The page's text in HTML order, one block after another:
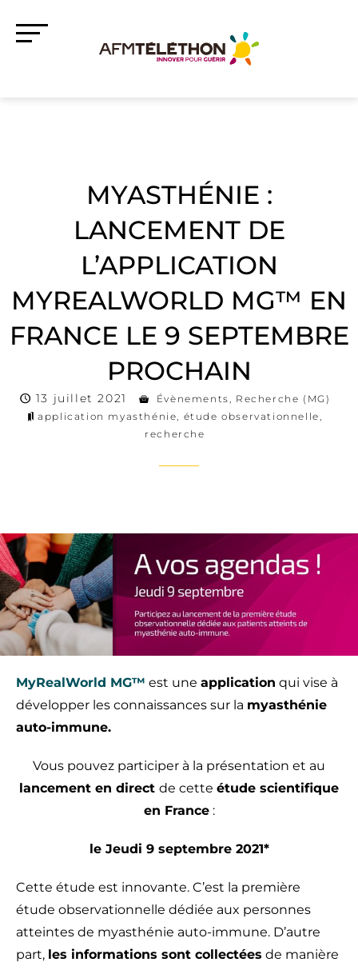
MYASTHÉNIE :
LANCEMENT DE
L’APPLICATION
MYREALWORLD MG™ EN
FRANCE LE 9 SEPTEMBRE
PROCHAIN
13 juillet 2021 Évènements, Recherche (MG)
application myasthénie, étude observationnelle,
recherche
MyRealWorld MG™ est une application qui vise à
développer les connaissances sur la myasthénie
auto-immune.
Vous pouvez participer à la présentation et au
lancement en direct de cette étude scientifique
en France:
le Jeudi 9 septembre 2021*
Cette étude est innovante. C’est la première
étude observationnelle dédiée aux personnes
atteintes de myasthénie auto-immune. D’autre
part, les informations sont collectées de manière